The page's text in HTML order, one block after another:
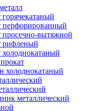
перфорированный
просечно-вытяжной
рифленый
холоднокатаный
холоднокатаный
металлический